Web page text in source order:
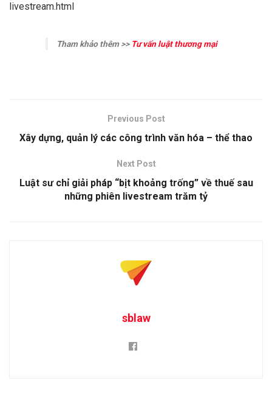
livestream.html
Tham khảo thêm >> Tư vấn luật thương mại
Previous Post
Xây dựng, quản lý các công trình văn hóa – thể thao
Next Post
Luật sư chỉ giải pháp “bịt khoảng trống” về thuế sau
những phiên livestream trăm tỷ
sblaw